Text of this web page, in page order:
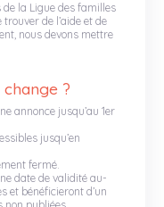
de la Ligue des familles
de l’aide et de
nous devons mettre
?
annonce jusqu’au 1er
jusqu’en
fermé.
date de validité au-
et bénéficieront d’un